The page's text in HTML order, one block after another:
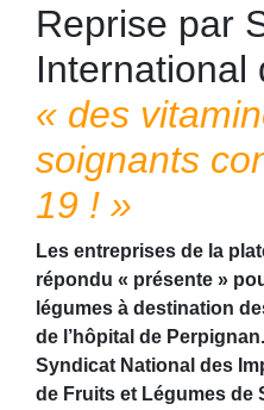
Reprise par
International
« des
soignants
19 ! »
Les entreprises de la
répondu « présente »
légumes à destination
de l’hôpital de
Syndicat National des
de Fruits et Légumes de